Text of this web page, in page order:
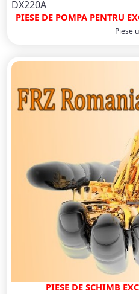
PIESE DE POMPA PENTRU
Piese
PIESE DE SCHIMB